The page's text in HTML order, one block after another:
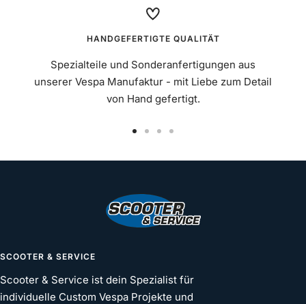
HANDGEFERTIGTE QUALITÄT
Spezialteile und Sonderanfertigungen aus
unserer Vespa Manufaktur - mit Liebe zum Detail
von Hand gefertigt.
SCOOTER & SERVICE
Scooter & Service ist dein Spezialist für
individuelle Custom Vespa Projekte und